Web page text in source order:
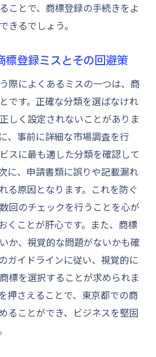
ことで、商標登録の手続きをよ
きるでしょう。
標登録ミスとその回避策
際によくあるミスの一つは、商
です。正確な分類を選ばなけれ
しく設定されないことがありま
、事前に詳細な市場調査を行
スに最も適した分類を確認して
に、申請書類に誤りや記載漏れ
る原因となります。これを防ぐ
回のチェックを行うことを心が
くことが肝心です。また、商標
か、視覚的な問題がないかも確
ガイドラインに従い、視覚的に
標を選択することが求められま
押さえることで、東京都での商
ることができ、ビジネスを堅固